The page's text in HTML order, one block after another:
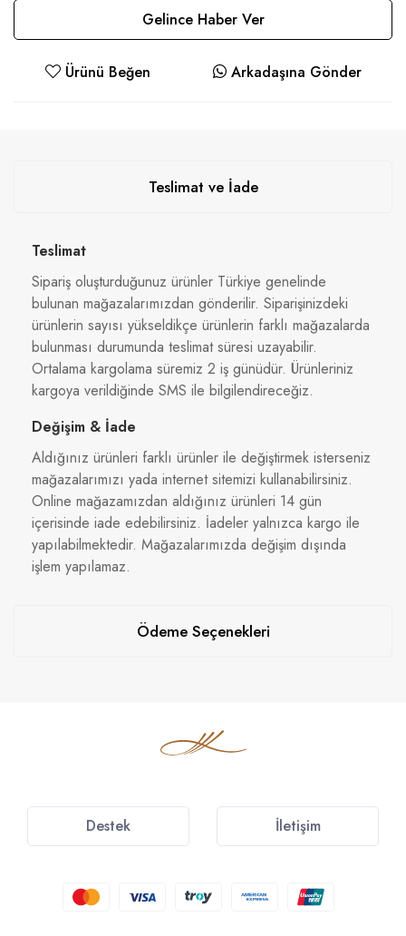
Gelince Haber Ver
Ürünü Beğen Arkadaşına Gönder
Teslimat ve İade
Teslimat
Sipariş oluşturduğunuz ürünler Türkiye genelinde
bulunan mağazalarımızdan gönderilir. Siparişinizdeki
ürünlerin sayısı yükseldikçe ürünlerin farklı mağazalarda
bulunması durumunda teslimat süresi uzayabilir.
Ortalama kargolama süremiz 2 iş günüdür. Ürünleriniz
kargoya verildiğinde SMS ile bilgilendireceğiz.
Değişim & İade
Aldığınız ürünleri farklı ürünler ile değiştirmek isterseniz
mağazalarımızı yada internet sitemizi kullanabilirsiniz.
Online mağazamızdan aldığınız ürünleri 14 gün
içerisinde iade edebilirsiniz. İadeler yalnızca kargo ile
yapılabilmektedir. Mağazalarımızda değişim dışında
işlem yapılamaz.
Ödeme Seçenekleri
Destek İletişim